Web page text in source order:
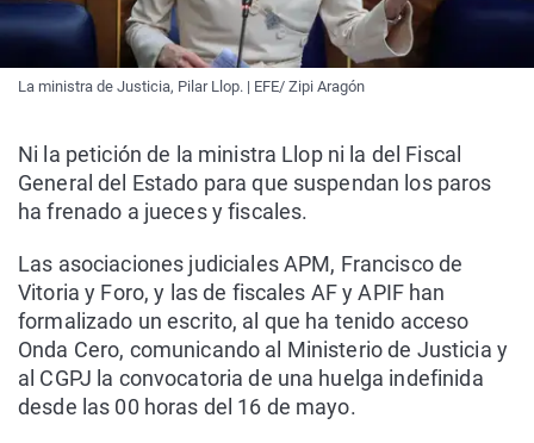
La ministra de Justicia, Pilar Llop. | EFE/ Zipi Aragón
Ni la petición de la ministra Llop ni la del Fiscal
General del Estado para que suspendan los paros
ha frenado a jueces y fiscales.
Las asociaciones judiciales APM, Francisco de
Vitoria y Foro, y las de fiscales AF y APIF han
formalizado un escrito, al que ha tenido acceso
Onda Cero, comunicando al Ministerio de Justicia y
al CGPJ la convocatoria de una huelga indefinida
desde las 00 horas del 16 de mayo.